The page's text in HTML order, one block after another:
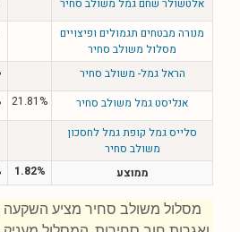
אלטשולר שחם גמל משולב סחיר
מנורה מבטחים תגמולים ופיצויים
מסלול משולב סחיר
הראל גמל- משולב סחיר
אנליסט גמל משולב סחיר
21.81%
סלייס גמל קופת גמל לחסכון
משולב סחיר
ממוצע 1.82%
מסלול משולב סחיר מציע השקעה